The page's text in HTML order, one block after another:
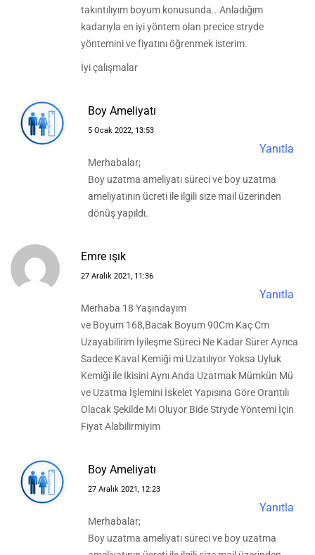
takıntılıyım boyum konusunda.. Anladığım
kadarıyla en iyi yöntem olan precice stryde
yöntemini ve fiyatını öğrenmek isterim.
İyi çalışmalar
Boy Ameliyatı
5 Ocak 2022, 13:53
Yanıtla
Merhabalar;
Boy uzatma ameliyatı süreci ve boy uzatma
ameliyatının ücreti ile ilgili size mail üzerinden
dönüş yapıldı.
Emre ışık
27 Aralık 2021, 11:36
Yanıtla
Merhaba 18 Yaşındayım
ve Boyum 168,Bacak Boyum 90Cm Kaç Cm
Uzayabilirim İyileşme Süreci Ne Kadar Sürer Ayrıca
Sadece Kaval Kemiği mi Uzatılıyor Yoksa Uyluk
Kemiği ile İkisini Aynı Anda Uzatmak Mümkün Mü
ve Uzatma İşlemini İskelet Yapısına Göre Orantılı
Olacak Şekilde Mi Oluyor Bide Stryde Yöntemi İçin
Fiyat Alabilirmiyim
Boy Ameliyatı
27 Aralık 2021, 12:23
Yanıtla
Merhabalar;
Boy uzatma ameliyatı süreci ve boy uzatma